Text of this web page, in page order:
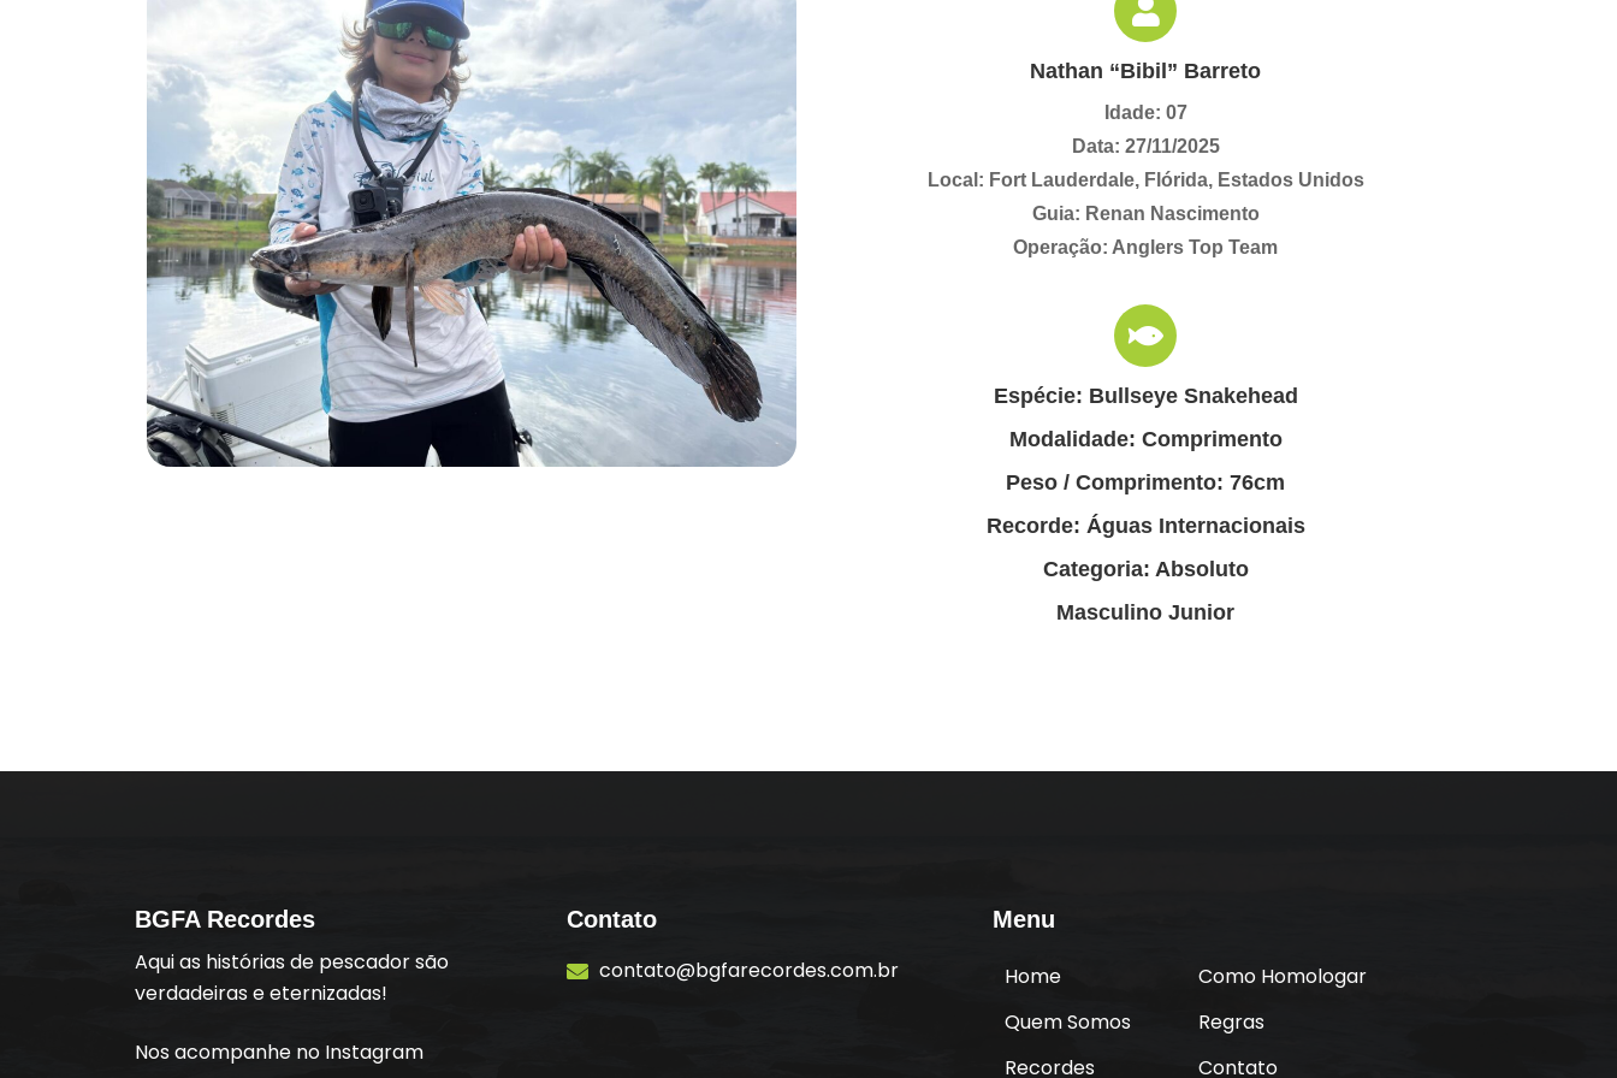
Nathan “Bibil” Barreto
Idade: 07
Data: 27/11/2025
Local: Fort Lauderdale, Flórida, Estados Unidos
Guia: Renan Nascimento
Operação: Anglers Top Team
Espécie: Bullseye Snakehead
Modalidade: Comprimento
Peso / Comprimento: 76cm
Recorde: Águas Internacionais
Categoria: Absoluto
Masculino Junior
BGFA Recordes
Aqui as histórias de pescador são
verdadeiras e eternizadas!
Nos acompanhe no Instagram
Contato
contato@bgfarecordes.com.br
Menu
Home
Quem Somos
Recordes
Como Homologar
Regras
Contato